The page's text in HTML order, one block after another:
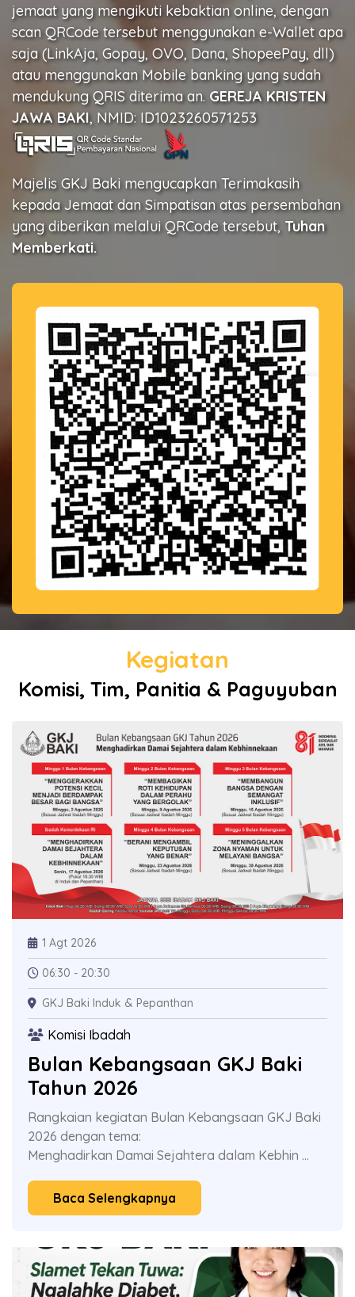
jemaat yang mengikuti kebaktian online, dengan
scan QRCode tersebut menggunakan e-Wallet apa
saja (LinkAja, Gopay, OVO, Dana, ShopeePay, dll)
atau menggunakan Mobile banking yang sudah
mendukung QRIS diterima an. GEREJA KRISTEN
JAWA BAKI, NMID: ID1023260571253
Majelis GKJ Baki mengucapkan Terimakasih
kepada Jemaat dan Simpatisan atas persembahan
yang diberikan melalui QRCode tersebut, Tuhan
Memberkati.
Kegiatan
Komisi, Tim, Panitia & Paguyuban
1 Agt 2026
06:30 - 20:30
GKJ Baki Induk & Pepanthan
Komisi Ibadah
Bulan Kebangsaan GKJ Baki
Tahun 2026
Rangkaian kegiatan Bulan Kebangsaan GKJ Baki
2026 dengan tema:
Menghadirkan Damai Sejahtera dalam Kebhin ...
Baca Selengkapnya